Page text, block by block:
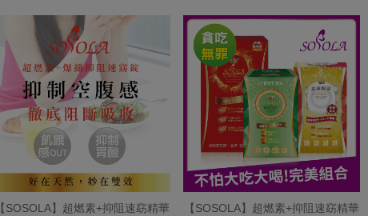
【SOSOLA】超燃素+抑阻速窈精華
【SOSOLA】超燃素+抑阻速窈精華